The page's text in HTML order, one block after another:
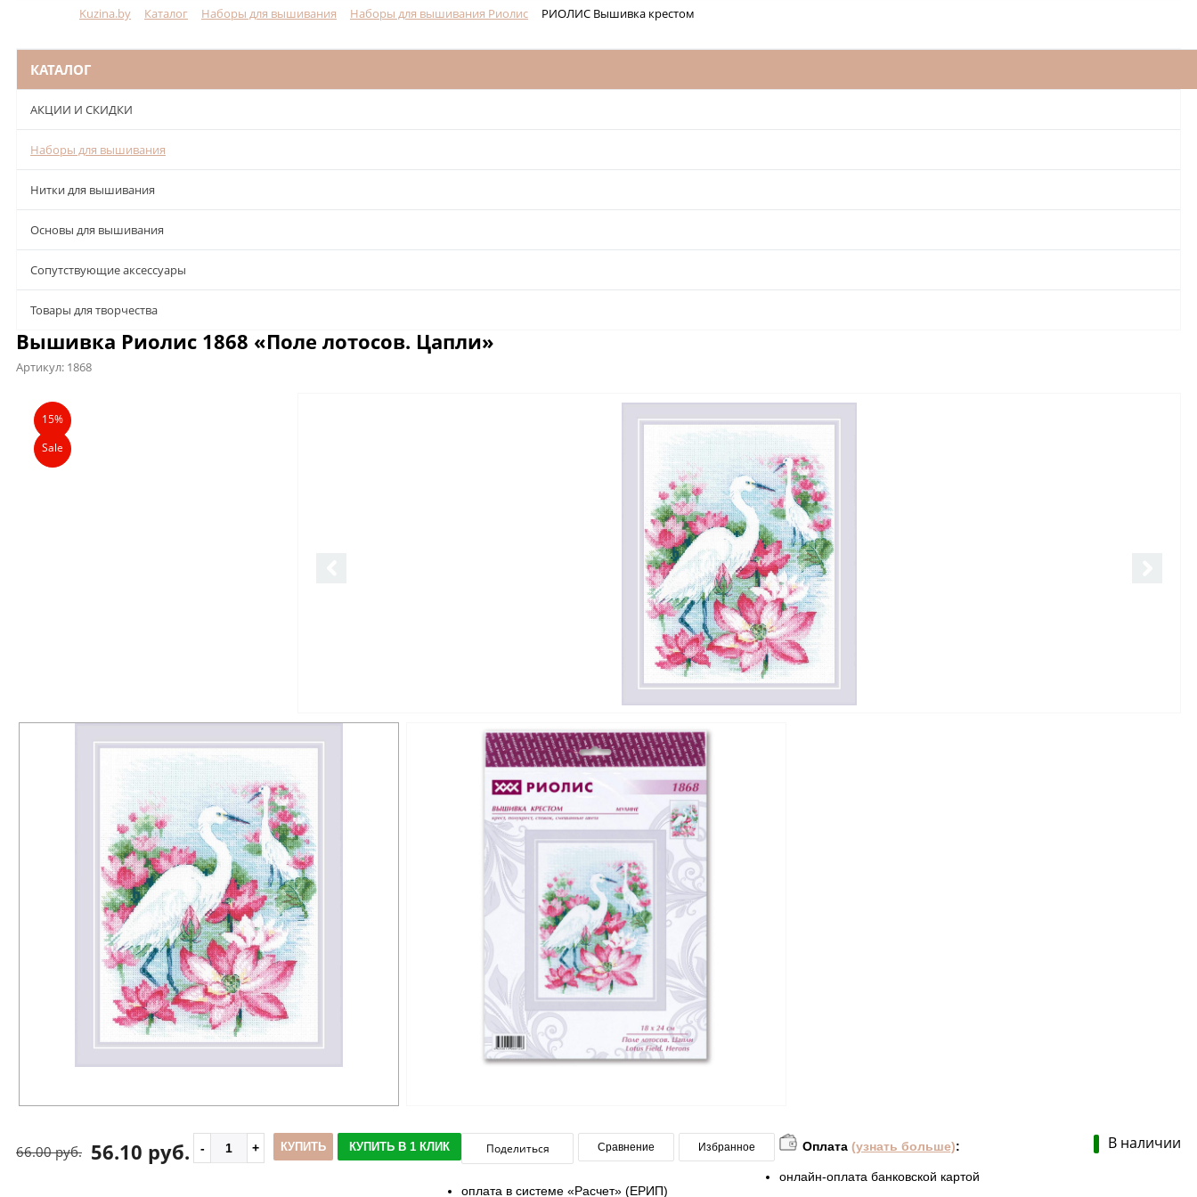
Kuzina.by Каталог Наборы для вышивания Наборы для вышивания Риолис РИОЛИС Вышивка крестом
КАТАЛОГ
АКЦИИ И СКИДКИ
Наборы для вышивания
Нитки для вышивания
Основы для вышивания
Сопутствующие аксессуары
Товары для творчества
Вышивка Риолис 1868 «Поле лотосов. Цапли»
Артикул: 1868
Описание
15%
Sale
В наличии
56.10 руб.
66.00 руб. КУПИТЬ КУПИТЬ В 1 КЛИК Поделиться Сравнение Избранное Оплата (узнать больше):
онлайн-оплата банковской картой
оплата в системе «Расчет» (ЕРИП)